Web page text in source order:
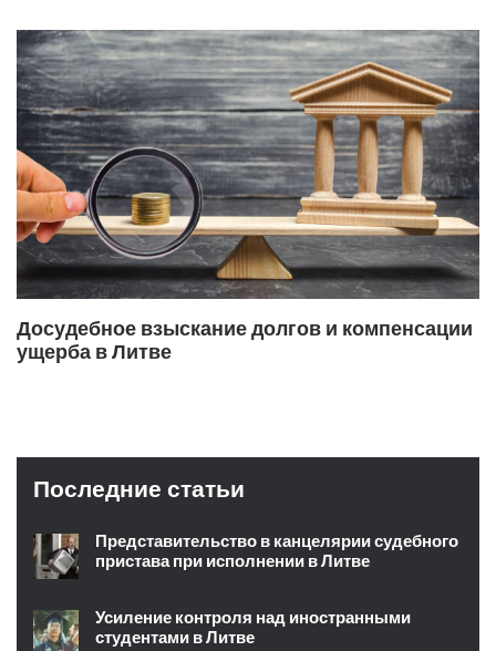
Досудебное взыскание долгов и компенсации
ущерба в Литве
Последние статьи
Представительство в канцелярии судебного
пристава при исполнении в Литве
Усиление контроля над иностранными
студентами в Литве